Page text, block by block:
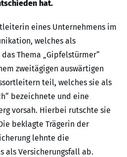
hat.
eines Unternehmens im
welches als
Thema „Gipfelstürmer“
zweitägigen auswärtigen
teil, welches sie als
bezeichnete und eine
vorsah. Hierbei rutschte sie
beklagte Trägerin der
lehnte die
als Versicherungsfall ab.